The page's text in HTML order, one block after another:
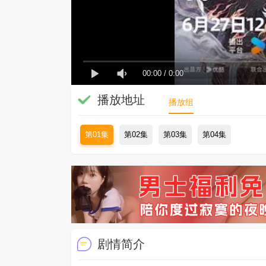
00:00 / 0:00
播放地址 播放组
第01集 第02集 第03集 第04集
剧情简介